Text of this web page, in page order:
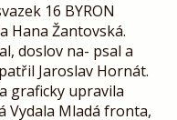
16 BYRON
Hana Žantovská.
doslov na- psal a
Jaroslav Hornát.
graficky upravila
Vydala Mladá fronta,